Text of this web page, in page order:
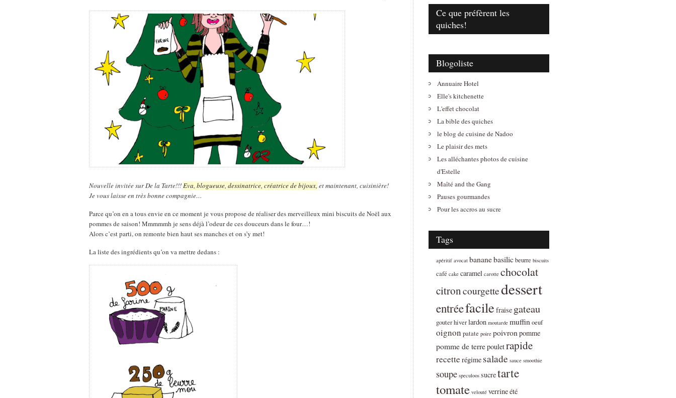
Nouvelle invitée sur De la Tarte!!!Eva, blogueuse, dessinatrice, créatrice de bijoux, et maintenant, cuisinière!
Je vous laisse en très bonne compagnie…
Parce qu’on en a tous envie en ce moment je vous propose de réaliser des merveilleux mini biscuits de Noël aux
pommes de saison! Mmmmmh je sens déjà l’odeur de ces douceurs dans le four…!
Alors c’est parti, on remonte bien haut ses manches et on s’y met!
La liste des ingrédients qu’on va mettre dedans :
Ce que préfèrent les
quiches!
Blogoliste
Annuaire Hotel
Elle's kitchenette
L'effet chocolat
La bible des quiches
le blog de cuisine de Nadoo
Le plaisir des mets
Les alléchantes photos de cuisine
d'Estelle
Maîté and the Gang
Pauses gourmandes
Pour les accros au sucre
Tags
apéritif avocat bananebasilicbeurre biscuits
café cake caramel carotte chocolat
citroncourgettedessert
entréefacile fraise gateau
gouterhiverlardon moutarde muffin oeuf
oignon patate poire poivron pomme
pomme de terrepouletrapide
recette régime salade sauce smoothie
soupe speculoos sucretarte
tomate velouté verrineété